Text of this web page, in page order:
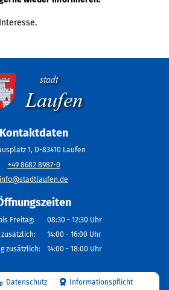
stadt
Laufen
Kontaktdaten
1, D-83410 Laufen
+49 8682 8987-0
info@stadtlaufen.de
Freitag:
08:30 - 12:30 Uhr
14:00 - 16:00 Uhr
zusätzlich:
14:00 - 18:00 Uhr
Datenschutz Informationspflicht